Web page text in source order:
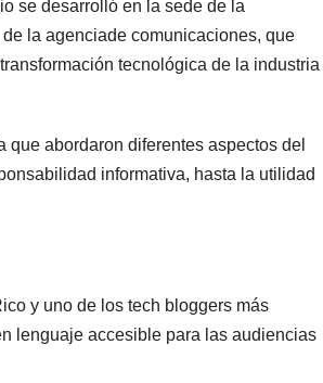
se desarrolló en la sede de la
la agenciade comunicaciones, que
tecnológica de la industria
abordaron diferentes aspectos del
informativa, hasta la utilidad
y uno de los tech bloggers más
lenguaje accesible para las audiencias